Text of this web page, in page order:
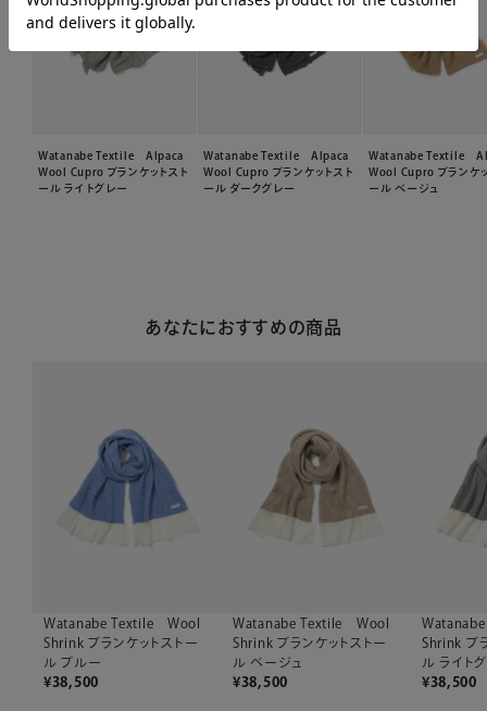
Watanabe Textile Alpaca
Wool Cupro ブランケットスト
ール ライトグレー
Watanabe Textile Alpaca
Wool Cupro ブランケットスト
ール ダークグレー
Watanabe Textile
Wool Cupro ブランケ
ール ベージュ
あなたにおすすめの商品
Watanabe Textile Wool
Shrink ブランケットストー
ル ブルー
¥38,500
Watanabe Textile Wool
Shrink ブランケットストー
ル ベージュ
¥38,500
Shrink ブ
ル ライト
¥38,500